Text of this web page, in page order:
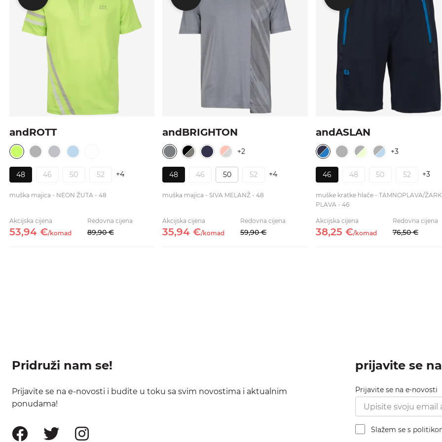
andROTT
48 46 50 52 +4
muška majica - NEON ŽUTA - 48
Akcijska cijena
53,94 €/komad
Redovna cijena
89,90 €
andBRIGHTON
+2
48 46 50 52 +4
muška majica - SIVA MELANŽ - 48
Akcijska cijena
35,94 €/komad
Redovna cijena
59,90 €
andASLAN
+3
46 48 50 52 +3
muške kratke hlače - TAMNOPLAVA/
PLAVA - 46
Akcijska cijena
38,25 €/komad
Redovna cijena
76,50 €
Pridruži nam se!
Prijavite se na e-novosti i budite u toku sa svim novostima i aktualnim
ponudama!
prijavite se
Prijavite se na e-novosti
Slažem se s